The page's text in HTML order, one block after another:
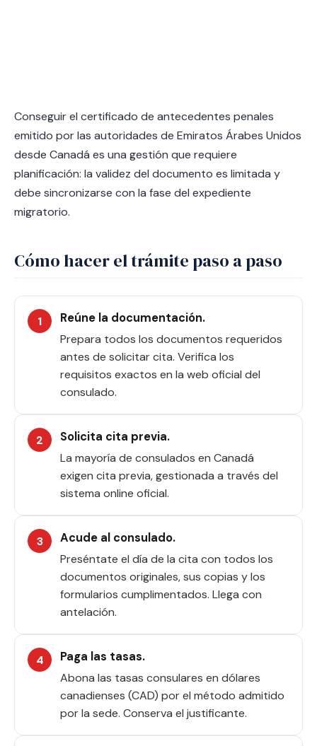
Conseguir el certificado de antecedentes penales
emitido por las autoridades de Emiratos Árabes Unidos
desde Canadá es una gestión que requiere
planificación: la validez del documento es limitada y
debe sincronizarse con la fase del expediente
migratorio.
Cómo hacer el trámite paso a paso
Reúne la documentación.
Prepara todos los documentos requeridos
antes de solicitar cita. Verifica los
requisitos exactos en la web oficial del
consulado.
Solicita cita previa.
La mayoría de consulados en Canadá
exigen cita previa, gestionada a través del
sistema online oficial.
Acude al consulado.
Preséntate el día de la cita con todos los
documentos originales, sus copias y los
formularios cumplimentados. Llega con
antelación.
Paga las tasas.
Abona las tasas consulares en dólares
canadienses (CAD) por el método admitido
por la sede. Conserva el justificante.